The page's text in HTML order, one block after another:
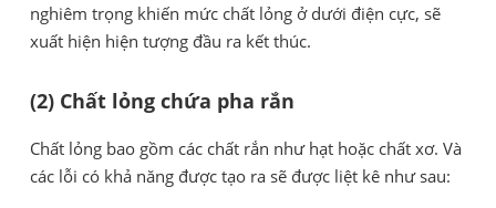
nghiêm trọng khiến mức chất lỏng ở dưới điện cực, sẽ
xuất hiện hiện tượng đầu ra kết thúc.
(2) Chất lỏng chứa pha rắn
Chất lỏng bao gồm các chất rắn như hạt hoặc chất xơ. Và
các lỗi có khả năng được tạo ra sẽ được liệt kê như sau: